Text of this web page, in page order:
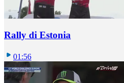
Rally di Estonia
01:56